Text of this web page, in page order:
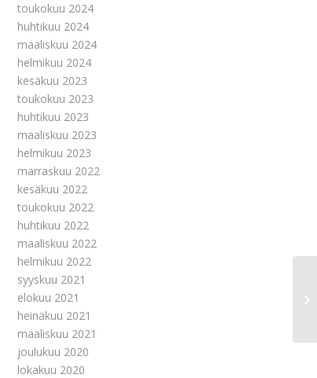
toukokuu 2024
huhtikuu 2024
maaliskuu 2024
helmikuu 2024
kesäkuu 2023
toukokuu 2023
huhtikuu 2023
maaliskuu 2023
helmikuu 2023
marraskuu 2022
kesäkuu 2022
toukokuu 2022
huhtikuu 2022
maaliskuu 2022
helmikuu 2022
syyskuu 2021
elokuu 2021
heinäkuu 2021
maaliskuu 2021
joulukuu 2020
lokakuu 2020